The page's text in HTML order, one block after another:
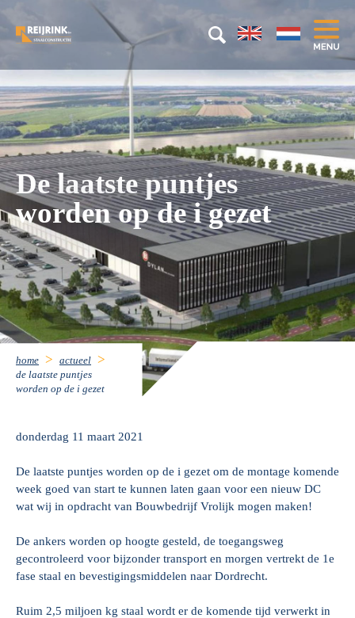
De laatste puntjes
worden op de i gezet
home
actueel
de laatste puntjes
worden op de i gezet
donderdag 11 maart 2021
De laatste puntjes worden op de i gezet om de montage komende
week goed van start te kunnen laten gaan voor een nieuw DC
wat wij in opdracht van Bouwbedrijf Vrolijk mogen maken!
De ankers worden op hoogte gesteld, de toegangsweg
gecontroleerd voor bijzonder transport en morgen vertrekt de 1e
fase staal en bevestigingsmiddelen naar Dordrecht.
Ruim 2,5 miljoen kg staal wordt er de komende tijd verwerkt in